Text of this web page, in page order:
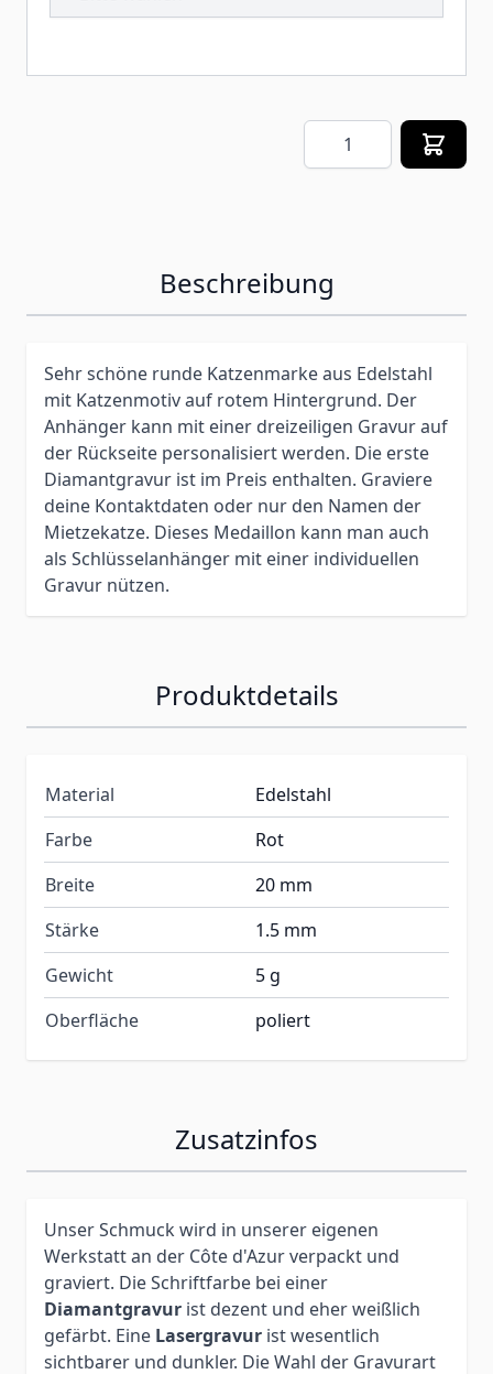
Menge
Beschreibung
Sehr schöne runde Katzenmarke aus Edelstahl
mit Katzenmotiv auf rotem Hintergrund. Der
Anhänger kann mit einer dreizeiligen Gravur auf
der Rückseite personalisiert werden. Die erste
Diamantgravur ist im Preis enthalten. Graviere
deine Kontaktdaten oder nur den Namen der
Mietzekatze. Dieses Medaillon kann man auch
als Schlüsselanhänger mit einer individuellen
Gravur nützen.
Produktdetails
Material
Edelstahl
Farbe
Rot
Breite
20 mm
Stärke
1.5 mm
Gewicht
5 g
Oberfläche
poliert
Zusatzinfos
Unser Schmuck wird in unserer eigenen
Werkstatt an der Côte d'Azur verpackt und
graviert. Die Schriftfarbe bei einer
Diamantgravur ist dezent und eher weißlich
gefärbt. Eine Lasergravur ist wesentlich
sichtbarer und dunkler. Die Wahl der Gravurart